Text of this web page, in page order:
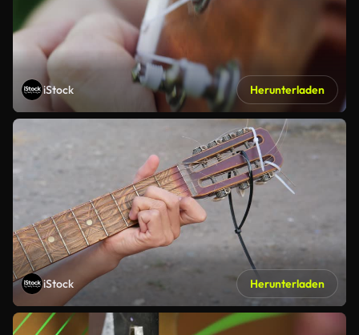
iStock Herunterladen
iStock Herunterladen